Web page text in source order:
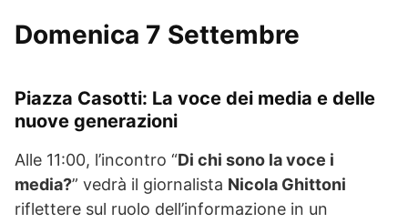
Domenica 7 Settembre
Piazza Casotti: La voce dei media e delle
nuove generazioni
Alle 11:00, l’incontro “Di chi sono la voce i
media?” vedrà il giornalista Nicola Ghittoni
riflettere sul ruolo dell’informazione in un